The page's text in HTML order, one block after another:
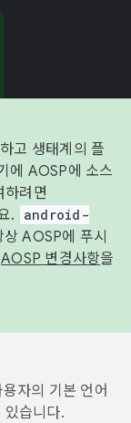
고 생태계의 플
에 AOSP에 소스
하려면
.
android-
AOSP에 푸시
AOSP 변경사항을
자의 기본 언어
있습니다.